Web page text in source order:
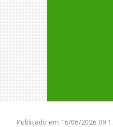
Publicado em 16/06/2026